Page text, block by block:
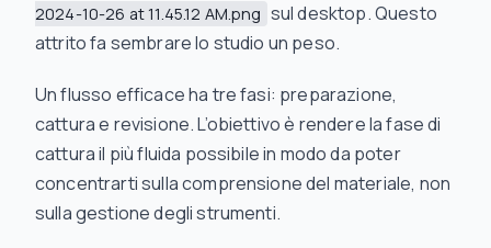
2024-10-26 at 11.45.12 AM.png sul desktop. Questo
attrito fa sembrare lo studio un peso.
Un flusso efficace ha tre fasi: preparazione,
cattura e revisione. L’obiettivo è rendere la fase di
cattura il più fluida possibile in modo da poter
concentrarti sulla comprensione del materiale, non
sulla gestione degli strumenti.